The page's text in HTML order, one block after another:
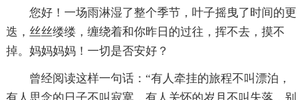
您好！一场雨淋湿了整个季节，叶子摇曳了时间的更
迭，丝丝缕缕，缠绕着和你昨日的过往，挥不去，摸不
掉。妈妈妈妈！一切是否安好？
曾经阅读这样一句话：“有人牵挂的旅程不叫漂泊，